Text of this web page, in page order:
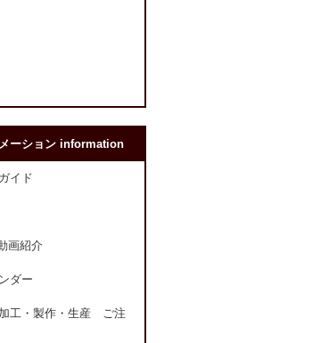
ーション information
イド
画紹介
ダー
工・製作・生産 ご注